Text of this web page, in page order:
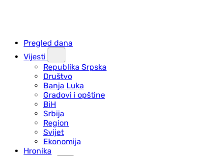
Pregled dana
Vijesti
Republika Srpska
Društvo
Banja Luka
Gradovi i opštine
BiH
Srbija
Region
Svijet
Ekonomija
Hronika